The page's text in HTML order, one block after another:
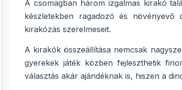
A csomagban három izgalmas kirakó
készletekben ragadozó és
kirakózás szerelmeseit.
A kirakók összeállítása nemcsak
gyerekek játék közben fejleszthetik
választás akár ajándéknak is, hiszen a